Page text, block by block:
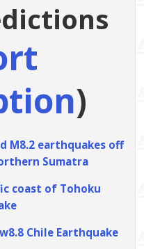
)
M8.2 earthquakes off
Sumatra
coast of Tohoku
Chile Earthquake